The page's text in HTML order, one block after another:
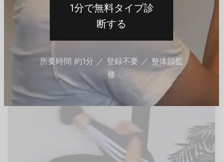
1分で無料タイプ診
断する
所要時間 約1分 ／ 登録不要 ／ 整体師監
修
05-背中 ブレスコアストレッチ
05-02.腰・背中・おしりのストレッチ
By